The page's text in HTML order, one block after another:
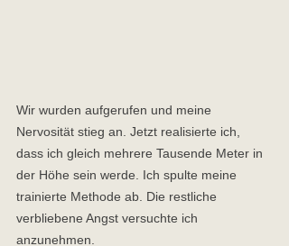
Wir wurden aufgerufen und meine
Nervosität stieg an. Jetzt realisierte ich,
dass ich gleich mehrere Tausende Meter in
der Höhe sein werde. Ich spulte meine
trainierte Methode ab. Die restliche
verbliebene Angst versuchte ich
anzunehmen.